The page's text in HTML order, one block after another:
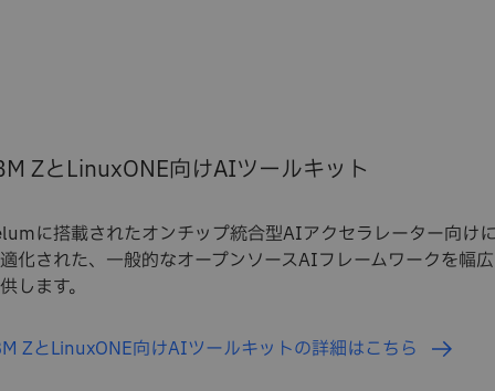
ZとLinuxONE向けAIツールキット
に搭載されたオンチップ統合型AIアクセラレーター向け
化された、一般的なオープンソースAIフレームワークを幅
します。
ZとLinuxONE向けAIツールキットの詳細はこちら